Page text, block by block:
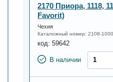
2170 Приора, 1118,
Favorit)
Чехия
Каталожный номер: 2108-
код: 59642
В наличии